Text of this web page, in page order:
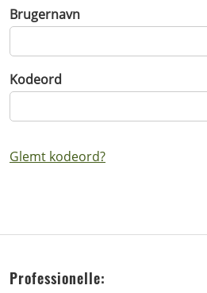
Brugernavn
Kodeord
Glemt kodeord?
Professionelle: